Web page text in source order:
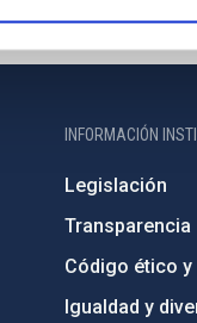
INFORMACIÓN
Legislación
Transparencia
Código ético
Igualdad y